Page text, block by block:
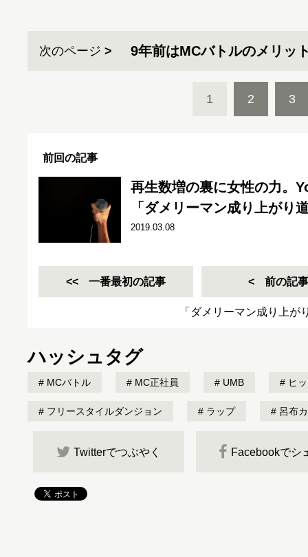
次のページ 9年前はMCバトルのメリッ
1 2 3
前回の記事
再生数増の裏に女性の力。
「ダメリーマン成り上がり
2019.03.08
一番最初の記事 前の記事
「ダメリーマン成り上が
ハッシュタグ
MCバトル MC正社員 UMB ヒ
フリースタイルダンジョン ラップ 呂布
Twitterでつぶやく Facebookでシ